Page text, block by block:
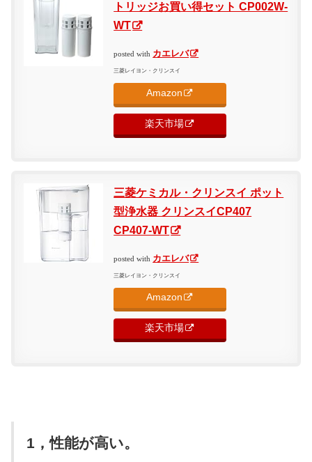
トリッジお買い得セット CP002W-
WT
posted with カエレバ
三菱レイヨン・クリンスイ
Amazon
楽天市場
三菱ケミカル・クリンスイ ポット
型浄水器 クリンスイCP407
CP407-WT
posted with カエレバ
三菱レイヨン・クリンスイ
Amazon
楽天市場
1，性能が高い。